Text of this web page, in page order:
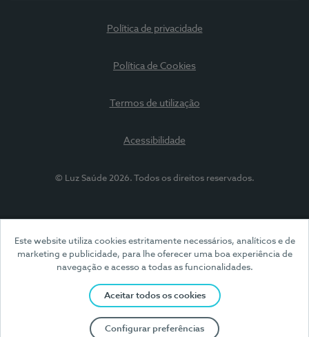
Este website utiliza cookies estritamente necessários, analíticos e de
marketing e publicidade, para lhe oferecer uma boa experiência de
navegação e acesso a todas as funcionalidades.
Aceitar todos os cookies
Configurar preferências
Política de privacidade
Política de Cookies
Termos de utilização
Acessibilidade
© Luz Saúde 2026. Todos os direitos reservados.